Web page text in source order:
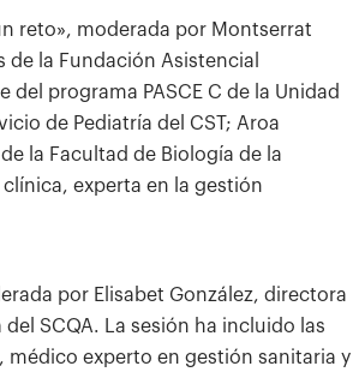
reto», moderada por Montserrat
la Fundación Asistencial
programa PASCE C de la Unidad
de Pediatría del CST; Aroa
la Facultad de Biología de la
experta en la gestión
por Elisabet González, directora
SCQA. La sesión ha incluido las
médico experto en gestión sanitaria y